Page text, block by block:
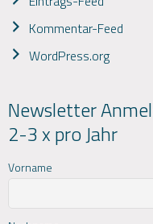
Kommentar-Feed
WordPress.org
Newsletter
2-3 x pro Jahr
Vorname